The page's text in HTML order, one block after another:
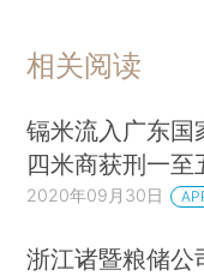
相关阅读
镉米流入广东国
四米商获刑一至
2020年09月30日
浙江诸暨粮储公